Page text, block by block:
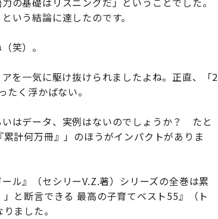
いう結論に達したのです。
笑）。
を一気に駆け抜けられましたよね。正直、「2
く浮かばない。
はデータ、実例はないのでしょうか？ たと
計何万冊』」のほうがインパクトがありま
ル』（セシリーV.Z.著）シリーズの全巻は累
と断言できる 最高の子育てベスト55』（ト
ました。